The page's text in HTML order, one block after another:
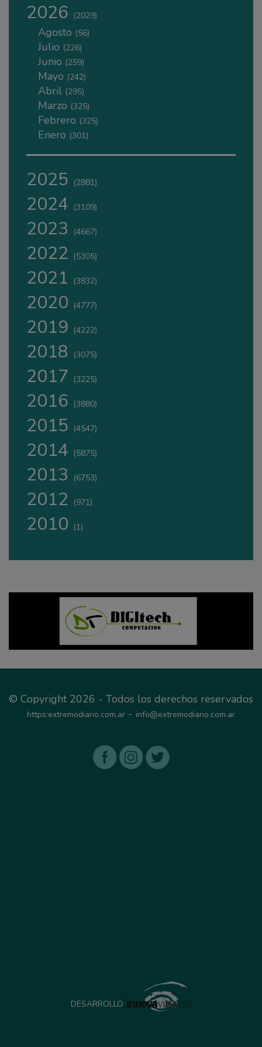
2026 (2029)
Agosto (56)
Julio (226)
Junio (259)
Mayo (242)
Abril (295)
Marzo (325)
Febrero (325)
Enero (301)
2025 (2881)
2024 (3109)
2023 (4667)
2022 (5305)
2021 (3832)
2020 (4777)
2019 (4222)
2018 (3075)
2017 (3225)
2016 (3880)
2015 (4547)
2014 (5875)
2013 (6753)
2012 (971)
2010 (1)
© Copyright 2026 - Todos los derechos reservados
https:extremodiario.com.ar - info@extremodiario.com.ar
DESARROLLO